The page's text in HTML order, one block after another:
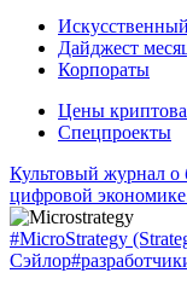
Дайджест
Корпораты
Цены
Спецпроекты
Культовый журнал о
цифровой
#MicroStrategy
Сэйлор